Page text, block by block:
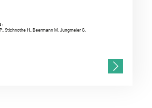
Stichnothe H., Beermann M. Jungmeier G.